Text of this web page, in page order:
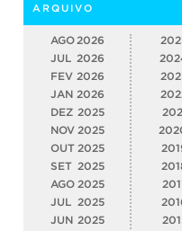
ARQUIVO
AGO 2026
JUL 2026
FEV 2026
JAN 2026
DEZ 2025
NOV 2025
OUT 2025
SET 2025
AGO 2025
JUL
2025
JUN 2025